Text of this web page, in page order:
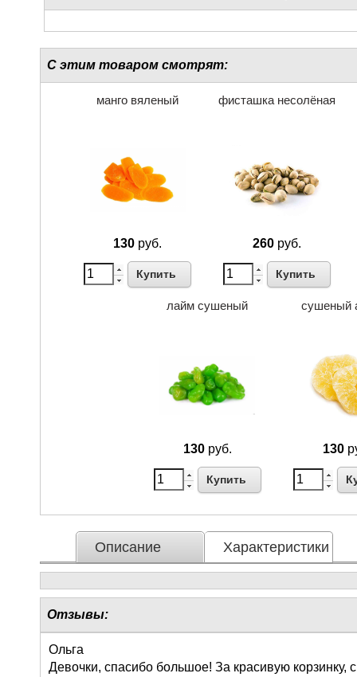
С этим товаром смотрят:
манго вяленый
130 руб.
Купить
фисташка несолёная
260 руб.
Купить
лайм сушеный
130руб.
Купить
сушеный
130
Описание Характеристики
Отзывы:
Ольга
Девочки, спасибо большое! За красивую корзинку,